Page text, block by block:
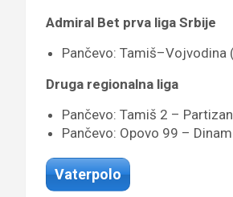
Admiral Bet prva liga Srbije
Pančevo: Tamiš–Vojvodina
Druga regionalna liga
Pančevo: Tamiš 2 –
Pančevo: Opovo 99 –
Vaterpolo